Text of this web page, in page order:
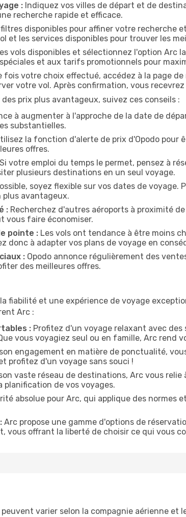
: Indiquez vos villes de départ et de
recherche rapide et efficace.
disponibles pour affiner votre recherche
et les services disponibles pour trouver les
vols disponibles et sélectionnez l'option Arc
et aux tarifs promotionnels pour
fois votre choix effectué, accédez à la page
votre vol. Après confirmation, vous
prix plus avantageux, suivez ces conseils :
à augmenter à l'approche de la date de
substantielles.
la fonction d'alerte de prix d'Opodo pour
offres.
Si votre emploi du temps le permet, pensez à
plusieurs destinations en un seul voyage.
soyez flexible sur vos dates de
avantageux.
: Recherchez d'autres aéroports à proximité
vous faire économiser.
pointe : Les vols ont tendance à être moins
donc à adapter vos plans de voyage en
: Opodo annonce régulièrement des
des meilleures offres.
fiabilité et une expérience de voyage
Arc :
: Profitez d'un voyage relaxant avec
vous voyagiez seul ou en famille, Arc rend
engagement en matière de ponctualité,
profitez d'un voyage sans souci !
vaste réseau de destinations, Arc vous
de vos voyages.
absolue pour Arc, qui applique des normes
Arc propose une gamme d'options de
vous offrant la liberté de choisir ce qui vous
varier selon la compagnie aérienne